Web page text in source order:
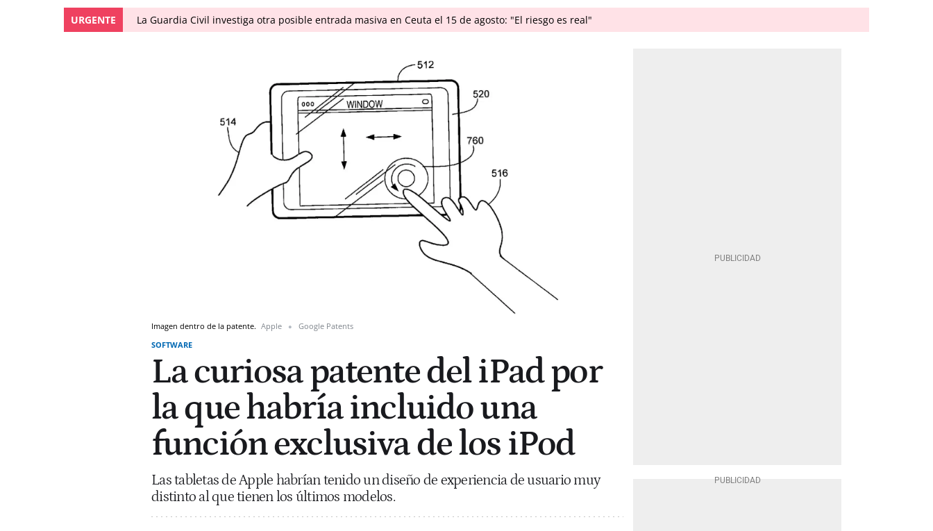
URGENTE La Guardia Civil investiga otra posible entrada masiva en Ceuta el 15 de agosto: "El riesgo es real"
Imagen dentro de la patente. Apple
Google Patents
SOFTWARE
La curiosa patente del iPad por
la que habría incluido una
función exclusiva de los iPod
Las tabletas de Apple habrían tenido un diseño de experiencia de usuario muy
distinto al que tienen los últimos modelos.